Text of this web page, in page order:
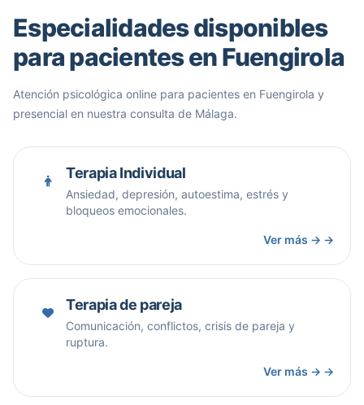
Especialidades disponibles
para pacientes en Fuengirola
Atención psicológica online para pacientes en Fuengirola y
presencial en nuestra consulta de Málaga.
Terapia Individual
Ansiedad, depresión, autoestima, estrés y
bloqueos emocionales.
Ver más → →
Terapia de pareja
Comunicación, conflictos, crisis de pareja y
ruptura.
Ver más → →